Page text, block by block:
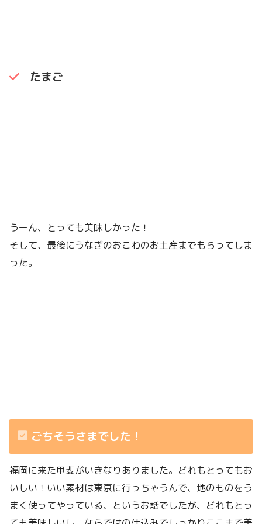
たまご
うーん、とっても美味しかった！
そして、最後にうなぎのおこわのお土産までもらってしま
った。
ごちそうさまでした！
福岡に来た甲斐がいきなりありました。どれもとってもお
いしい！いい素材は東京に行っちゃうんで、地のものをう
まく使ってやっている、というお話でしたが、どれもとっ